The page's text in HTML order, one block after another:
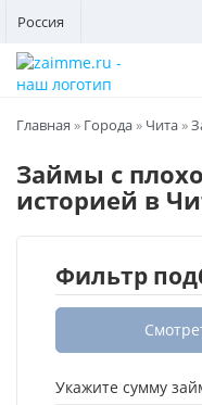
Россия
Главная » Города» Чита»
Займы с
историей в
Фильтр
Укажите сумму